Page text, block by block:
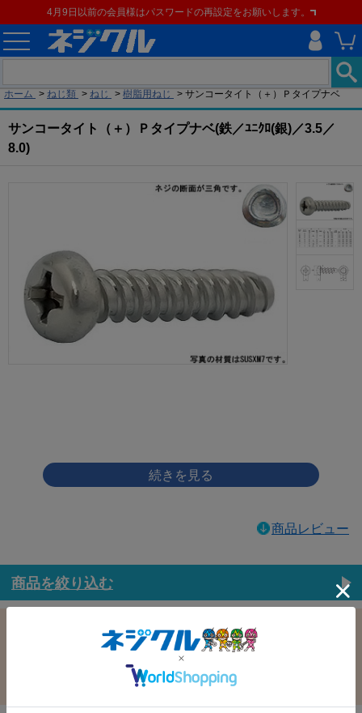
4月9日以前の会員様はパスワードの再設定をお願いします。
ホーム > ねじ類 > ねじ > 樹脂用ねじ > サンコータイト（＋）Ｐタイプナベ
サンコータイト（＋）Ｐタイプナベ(鉄／ﾕﾆｸﾛ(銀)／3.5／
8.0)
商品レビュー
商品を絞り込む
表面処理：ﾕﾆｸﾛ(銀)
在庫：